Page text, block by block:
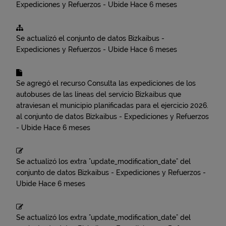
Expediciones y Refuerzos - Ubide Hace 6 meses
Se actualizó el conjunto de datos Bizkaibus -
Expediciones y Refuerzos - Ubide Hace 6 meses
Se agregó el recurso Consulta las expediciones de los
autobuses de las líneas del servicio Bizkaibus que
atraviesan el municipio planificadas para el ejercicio 2026.
al conjunto de datos Bizkaibus - Expediciones y Refuerzos
- Ubide Hace 6 meses
Se actualizó los extra "update_modification_date" del
conjunto de datos Bizkaibus - Expediciones y Refuerzos -
Ubide Hace 6 meses
Se actualizó los extra "update_modification_date" del